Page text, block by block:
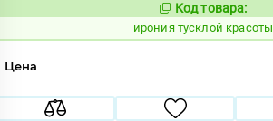
Код товара:
ирония тусклой красоты
Цена